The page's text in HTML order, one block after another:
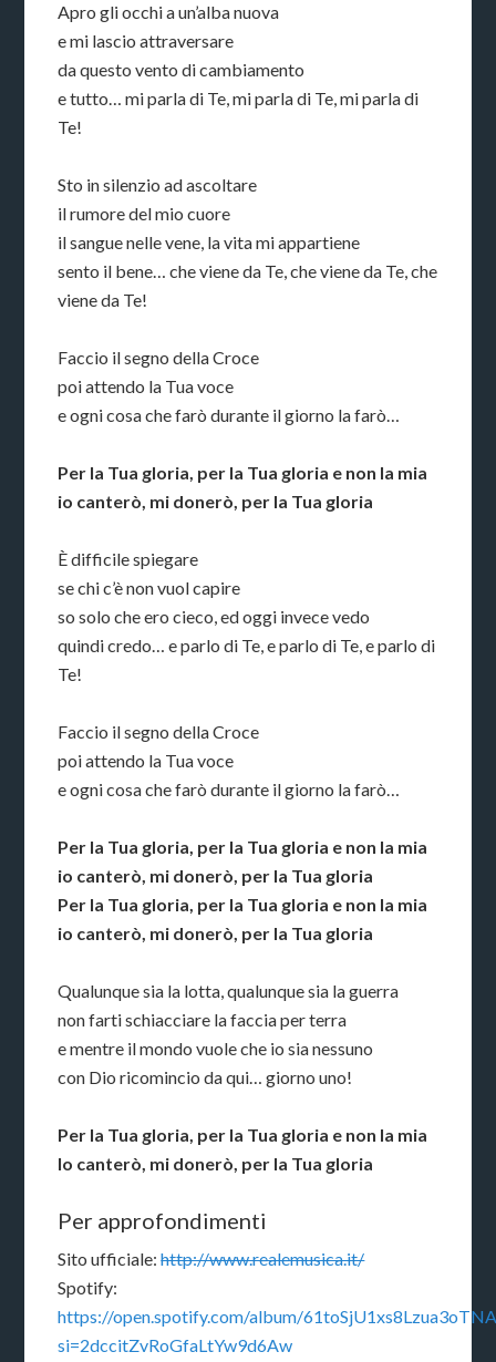
Apro gli occhi a un’alba nuova
e mi lascio attraversare
da questo vento di cambiamento
e tutto… mi parla di Te, mi parla di Te, mi parla di
Te!
Sto in silenzio ad ascoltare
il rumore del mio cuore
il sangue nelle vene, la vita mi appartiene
sento il bene… che viene da Te, che viene da Te, che
viene da Te!
Faccio il segno della Croce
poi attendo la Tua voce
e ogni cosa che farò durante il giorno la farò…
Per la Tua gloria, per la Tua gloria e non la mia
io canterò, mi donerò, per la Tua gloria
È difficile spiegare
se chi c’è non vuol capire
so solo che ero cieco, ed oggi invece vedo
quindi credo… e parlo di Te, e parlo di Te, e parlo di
Te!
Faccio il segno della Croce
poi attendo la Tua voce
e ogni cosa che farò durante il giorno la farò…
Per la Tua gloria, per la Tua gloria e non la mia
io canterò, mi donerò, per la Tua gloria
Per la Tua gloria, per la Tua gloria e non la mia
io canterò, mi donerò, per la Tua gloria
Qualunque sia la lotta, qualunque sia la guerra
non farti schiacciare la faccia per terra
e mentre il mondo vuole che io sia nessuno
con Dio ricomincio da qui… giorno uno!
Per la Tua gloria, per la Tua gloria e non la mia
Io canterò, mi donerò, per la Tua gloria
Per approfondimenti
Sito ufficiale:http://www.realemusica.it/
Spotify:
https://open.spotify.com/album/
si=2dccitZvRoGfaLtYw9d6Aw